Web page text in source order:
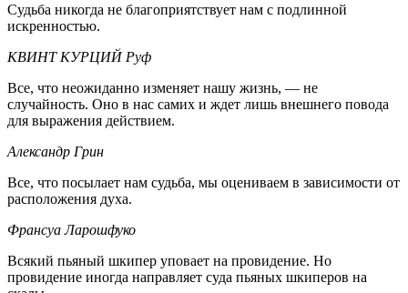
Судьба никогда не благоприятствует нам с подлинной
искренностью.
КВИНТ КУРЦИЙ Руф
Все, что неожиданно изменяет нашу жизнь, — не
случайность. Оно в нас самих и ждет лишь внешнего повода
для выражения действием.
Александр Грин
Все, что посылает нам судьба, мы оцениваем в зависимости от
расположения духа.
Франсуа Ларошфуко
Всякий пьяный шкипер уповает на провидение. Но
провидение иногда направляет суда пьяных шкиперов на